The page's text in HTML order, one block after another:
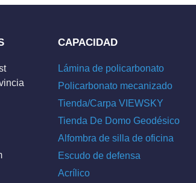
CAPACIDAD
Lámina de policarbonato
Policarbonato mecanizado
Tienda/Carpa VIEWSKY
Tienda De Domo Geodésico
Alfombra de silla de oficina
Escudo de defensa
Acrílico